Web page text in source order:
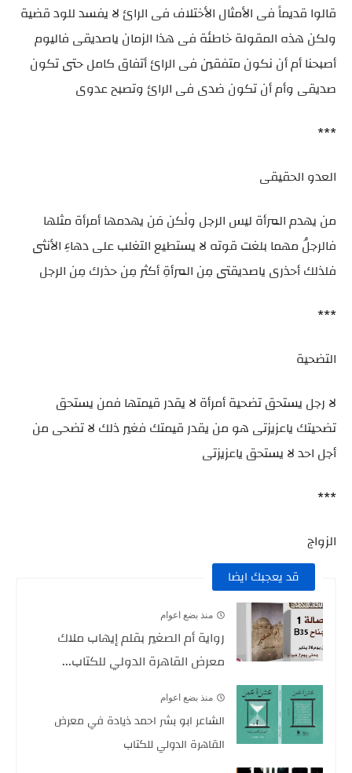
قالوا قديماََ فى الأمثال الأختلاف فى الرائ لا يفسد للود قضية
ولكن هذه المقولة خاطئة فى هذا الزمان ياصديقى فاليوم
أصبحنا أم أن نكون متفقين فى الرائ أتفاق كامل حتى تكون
صديقى وأم أن تكون ضدى فى الرائ وتصبح عدوى
***
العدو الحقيقى
من يهدم المرأة ليس الرجل ولٰكن مَن يهدمها أمرأة مثلها
فالرجلُ مهما بلغت قوته لا يستطيع التغلب على دهاءِ الأنثى
فلذلك أحذرى ياصديقتى مِن المرأةِ أكثر مِن حذرك مِن الرجل
***
التضحية
لا رجل يستحق تضحية أمرأة لا يقدر قيمتها فمن يستحق
تضحيتك ياعزيزتى هو من يقدر قيمتك فغير ذلك لا تضحى من
أجل احد لا يستحق ياعزيزتى
***
الزواج
قد يعجبك ايضا
منذ بضع اعوام
رواية أم الصغير بقلم إيهاب ملاك
معرض القاهرة الدولي للكتاب...
منذ بضع اعوام
الشاعر ابو بشر احمد ذيادة في معرض
القاهرة الدولي للكتاب